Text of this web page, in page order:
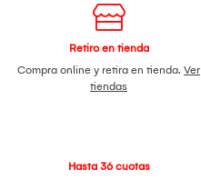
Retiro en tienda
Compra online y retira en tienda. Ver
tiendas
Hasta 36 cuotas